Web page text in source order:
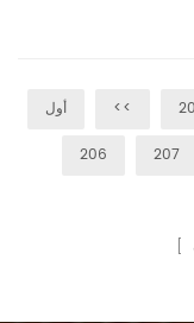
أول <<
206 207